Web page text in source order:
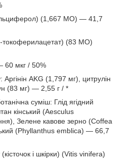
(1,667 МО) — 41,7
токоферилацетат) (83 МО)
60 мкг / 50%
AKG (1,797 мг), цитрулін
(83 мг) — 2,55 г / *
суміш: Глід ягідний
кінський (Aesculus
Зелене кавове зерно (Coffea
(Phyllanthus emblica) — 66,7
і шкірки) (Vitis vinifera)